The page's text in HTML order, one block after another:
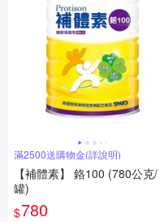
滿2500送購物金(詳說明)
【補體素】 鉻100 (780公克/
罐)
$780